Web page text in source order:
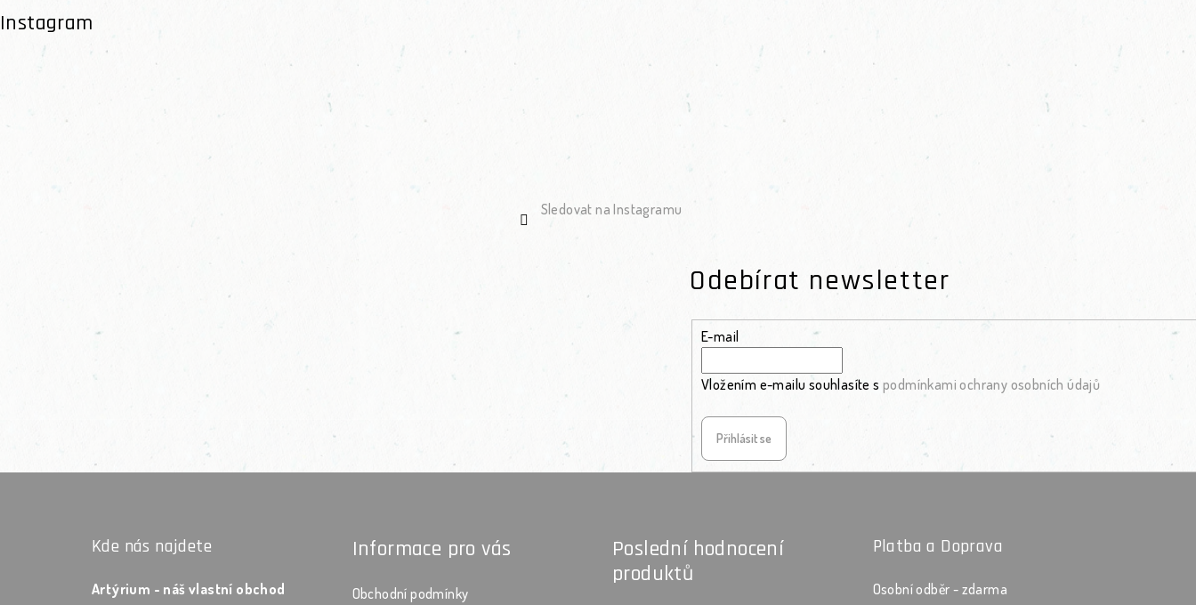
Instagram
Sledovat na Instagramu
Odebírat newsletter
E-mail
Vložením e-mailu souhlasíte s podmínkami ochrany osobních údajů
Přihlásit se
Kde nás najdete
Artýrium - náš vlastní obchod
Informace pro vás
Obchodní podmínky
Poslední hodnocení
produktů
Platba a Doprava
Osobní odběr - zdarma